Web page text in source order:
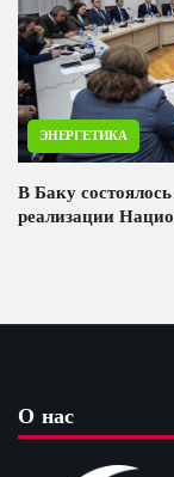
ЭНЕРГЕТИКА
В Баку
реализации
О нас